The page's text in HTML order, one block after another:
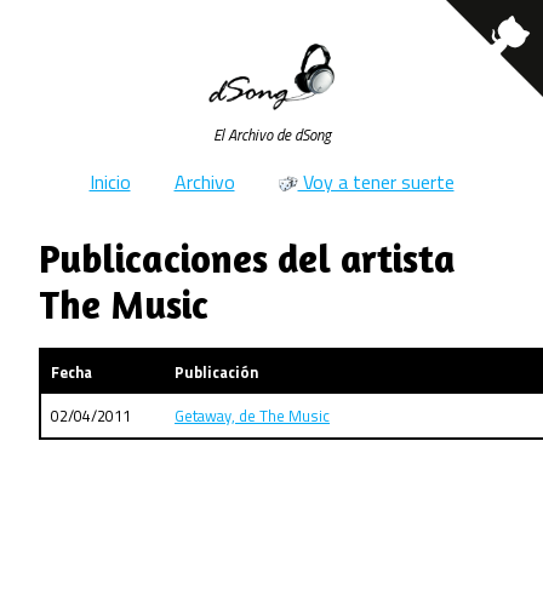
El Archivo de dSong
Inicio Archivo Voy a tener suerte
Publicaciones del artista
The Music
Fecha
Publicación
02/04/2011
Getaway, de The Music